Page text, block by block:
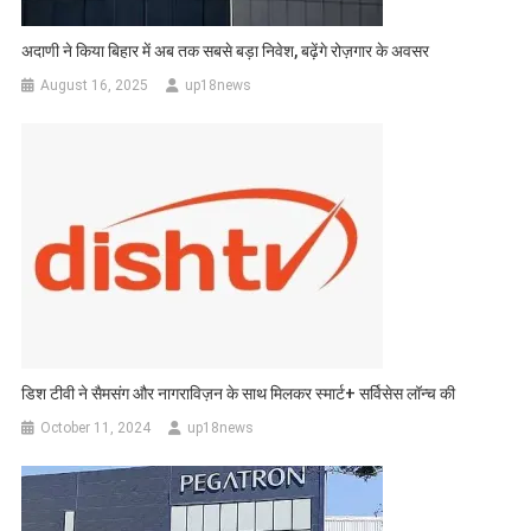
अदाणी ने किया बिहार में अब तक सबसे बड़ा निवेश, बढ़ेंगे रोज़गार के अवसर
August 16, 2025 up18news
डिश टीवी ने सैमसंग और नागराविज़न के साथ मिलकर स्मार्ट+ सर्विसेस लॉन्च की
October 11, 2024 up18news